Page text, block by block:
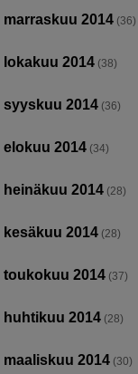
marraskuu 2014 (36)
lokakuu 2014 (38)
syyskuu 2014 (36)
elokuu 2014 (34)
heinäkuu 2014 (28)
kesäkuu 2014 (28)
toukokuu 2014 (37)
huhtikuu 2014 (28)
maaliskuu 2014 (30)